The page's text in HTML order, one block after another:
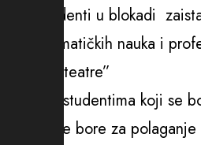
da studenti u blokadi
matematičkih nauka i
u amfiteatre”
podršku studentima koji
koji se bore za